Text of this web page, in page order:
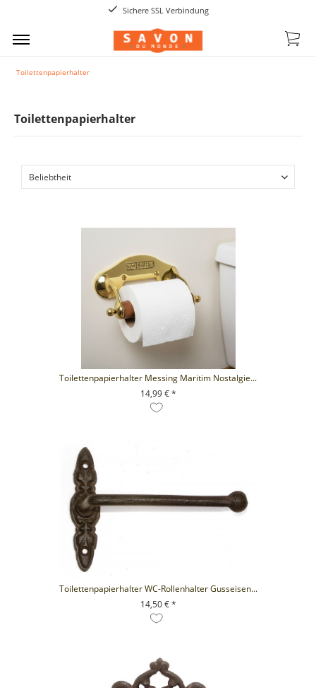
Sichere SSL Verbindung
Toilettenpapierhalter
Toilettenpapierhalter
Toilettenpapierhalter Messing Maritim Nostalgie...
14,99 € *
+ IN DEN WARENKORB
Toilettenpapierhalter WC-Rollenhalter Gusseisen...
14,50 € *
+ IN DEN WARENKORB